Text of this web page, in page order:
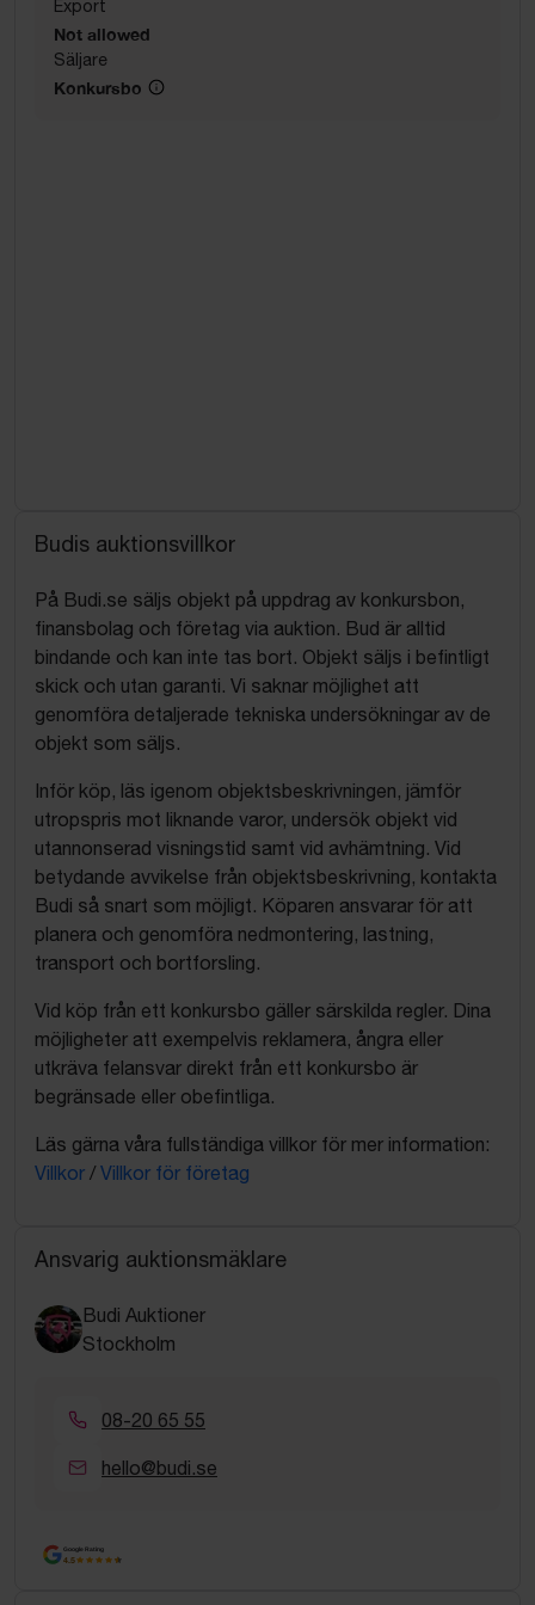
Export
Not allowed
Säljare
Konkursbo
Budis auktionsvillkor
På Budi.se säljs objekt på uppdrag av konkursbon,
finansbolag och företag via auktion. Bud är alltid
bindande och kan inte tas bort. Objekt säljs i befintligt
skick och utan garanti. Vi saknar möjlighet att
genomföra detaljerade tekniska undersökningar av de
objekt som säljs.
Inför köp, läs igenom objektsbeskrivningen, jämför
utropspris mot liknande varor, undersök objekt vid
utannonserad visningstid samt vid avhämtning. Vid
betydande avvikelse från objektsbeskrivning, kontakta
Budi så snart som möjligt. Köparen ansvarar för att
planera och genomföra nedmontering, lastning,
transport och bortforsling.
Vid köp från ett konkursbo gäller särskilda regler. Dina
möjligheter att exempelvis reklamera, ångra eller
utkräva felansvar direkt från ett konkursbo är
begränsade eller obefintliga.
Läs gärna våra fullständiga villkor för mer information:
Villkor / Villkor för företag
Ansvarig auktionsmäklare
Budi Auktioner
Stockholm
08-20 65 55
hello@budi.se
Google Rating
4.5